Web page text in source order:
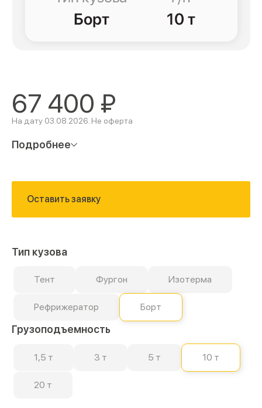
67 400 ₽
На дату 03.08.2026. Не оферта
Подробнее
Оставить заявку
Тип кузова
Тент Фургон Изотерма
Рефрижератор Борт
Грузоподъемность
1,5 т 3 т 5 т 10 т
20 т